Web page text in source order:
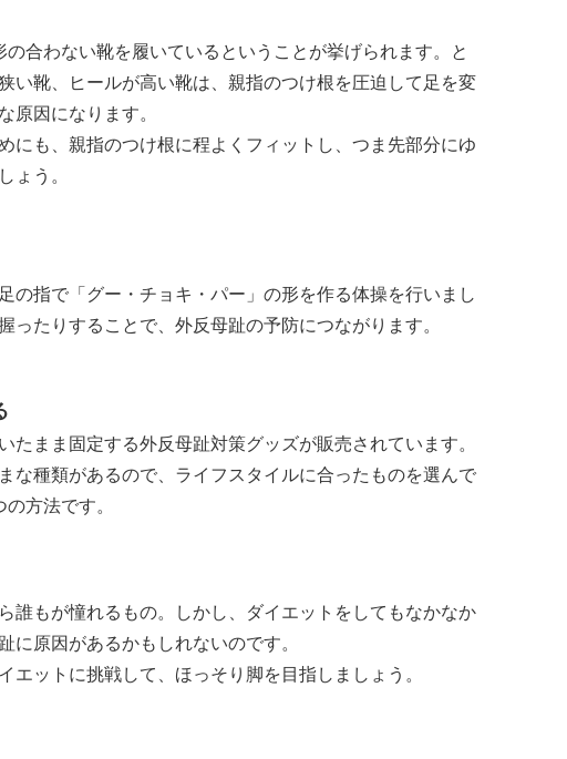
合わない靴を履いているということが挙げられます。と
い靴、ヒールが高い靴は、親指のつけ根を圧迫して足を変
原因になります。
にも、親指のつけ根に程よくフィットし、つま先部分にゆ
ょう。
の指で「グー・チョキ・パー」の形を作る体操を行いまし
ったりすることで、外反母趾の予防につながります。
たまま固定する外反母趾対策グッズが販売されています。
な種類があるので、ライフスタイルに合ったものを選んで
方法です。
誰もが憧れるもの。しかし、ダイエットをしてもなかなか
原因があるかもしれないのです。
エットに挑戦して、ほっそり脚を目指しましょう。